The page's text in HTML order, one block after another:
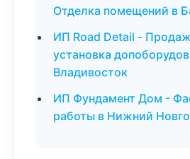
Отделка помещений в
ИП Road Detail -
установка
Владивосток
ИП Фундамент Дом -
работы в Нижний